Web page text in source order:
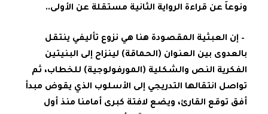
ونوعاَ عن قراءة الرواية الثانية مستقلة عن الأولى..
– إن العبثية المقصودة هنا هي نزوع تأليفي ينتقل
بالعدوى بين العنوان (الحماقة) لينزاح إلى البنيتين
الفكرية النص والشكلية (المورفولوجية) للخطاب، ثم
تواصل انتقالها التدريجي إلى الأسلوب الذي يقوض مبدأ
أفق توقع القارئ، ويضع لافتة كبرى أمامنا منذ أول